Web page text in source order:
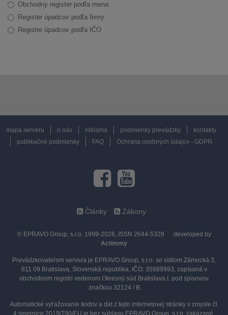
Obchodný register podľa mena
Register úpadcov podľa firmy
Register úpadcov podľa IČO
mapa serveru o nás reklama podmienky prevádzky
kontakty
publikačné podmienky
FAQ Ochrana osobných údajov - GDPR
Články Zákony
© EPRAVO Group, s.r.o. 1999-2026, ISSN 2644-5328
developed by
Actimmy
Prevádzkovateľom servera je EPRAVO Group, s.r.o. so sídlom Zámocká 3,
811 09 Bratislava, Slovenská republika, IČO: 35889993, zapísaná v
obchodnom registri vedenom Okresný súd Bratislava I. pod spisovou
značkou 32124 / B
Automatické vyťažovanie textov a dát z tejto internetovej stránky v zmysle čl.
4 smernice 2019/790/EU je bez súhlasu EPRAVO Group, s.r.o. zakázané.